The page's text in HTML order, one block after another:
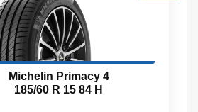
Michelin Primacy 4
185/60 R 15 84 H